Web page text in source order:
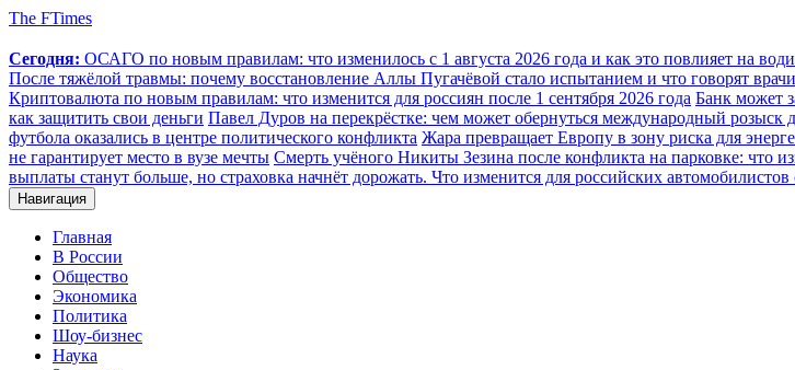
The FTimes
Сегодня: ОСАГО по новым правилам: что изменилось с 1 августа 2026 года и как это повлияет на
После тяжёлой травмы: почему восстановление Аллы Пугачёвой стало испытанием и что говорят врачи
Криптовалюта по новым правилам: что изменится для россиян после 1 сентября 2026 года Банк может
как защитить свои деньги Павел Дуров на перекрёстке: чем может обернуться международный розыск
футбола оказались в центре политического конфликта Жара превращает Европу в зону риска для
не гарантирует место в вузе мечты Смерть учёного Никиты Зезина после конфликта на парковке: что
выплаты станут больше, но страховка начнёт дорожать. Что изменится для российских автомобилистов
Навигация
Главная
В России
Общество
Экономика
Политика
Шоу-бизнес
Наука